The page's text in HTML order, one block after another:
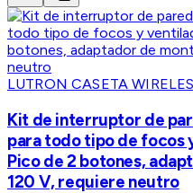
LUTRON CASETA
Kit de interruptor de
para todo tipo de focos
Pico de 2 botones,
120 V, requiere neutro